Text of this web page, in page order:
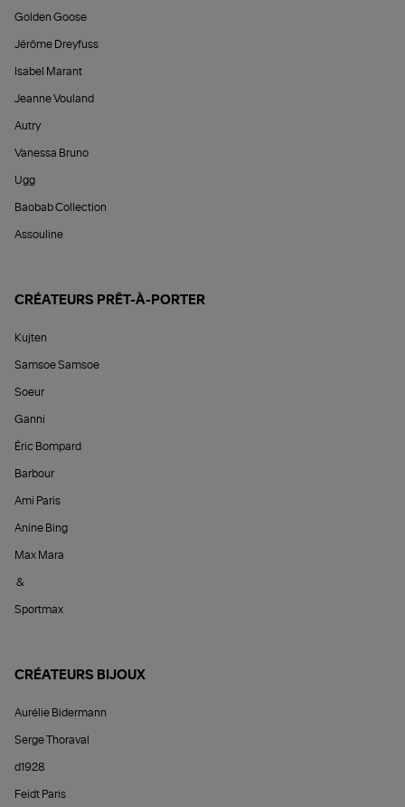
Golden Goose
Jérôme Dreyfuss
Isabel Marant
Jeanne Vouland
Autry
Vanessa Bruno
Ugg
Baobab Collection
Assouline
CRÉATEURS PRÊT-À-PORTER
Kujten
Samsoe Samsoe
Soeur
Ganni
Éric Bompard
Barbour
Ami Paris
Anine Bing
Max Mara
&
Sportmax
CRÉATEURS BIJOUX
Aurélie Bidermann
Serge Thoraval
d1928
Feidt Paris